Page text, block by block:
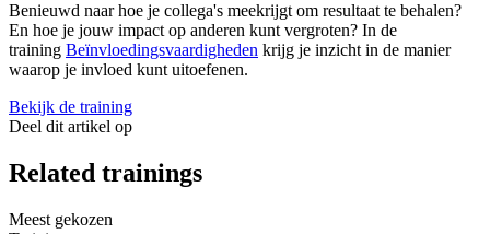
Benieuwd naar hoe je collega's meekrijgt om resultaat te behalen?
En hoe je jouw impact op anderen kunt vergroten? In de
training Beïnvloedingsvaardigheden krijg je inzicht in de manier
waarop je invloed kunt uitoefenen.
Bekijk de training
Deel dit artikel op
Related trainings
Meest gekozen